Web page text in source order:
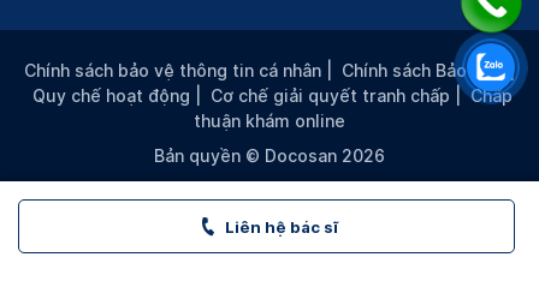
Liên hệ bác sĩ
Chính sách bảo vệ thông tin cá nhân Chính sách Bảo mật |
Quy chế hoạt động
Cơ chế giải quyết tranh chấp |Chấp
thuận khám online
Bản quyền © Docosan 2026